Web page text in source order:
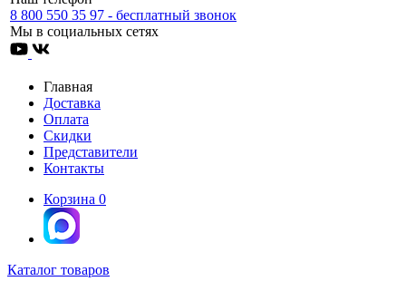
8 800 550 35 97 - бесплатный звонок
Мы в социальных сетях
Главная
Доставка
Оплата
Скидки
Представители
Контакты
Корзина 0
Каталог товаров